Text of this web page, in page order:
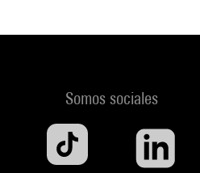
Somos sociales